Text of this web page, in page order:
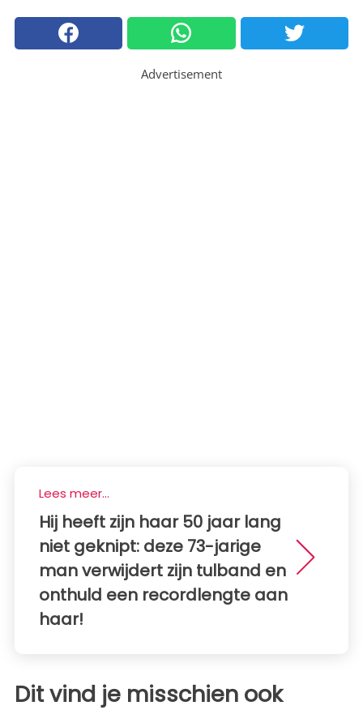
Advertisement
Lees meer...
Hij heeft zijn haar 50 jaar lang
niet geknipt: deze 73-jarige
man verwijdert zijn tulband en
onthuld een recordlengte aan
haar!
Dit vind je misschien ook